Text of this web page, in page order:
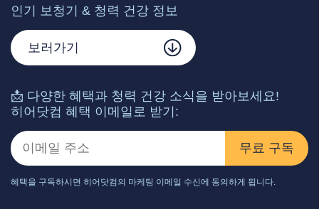
인기 보청기 & 청력 건강 정보
보러가기
📩 다양한 혜택과 청력 건강 소식을 받아보세요!
히어닷컴 혜택 이메일로 받기:
무료 구독
혜택을 구독하시면 히어닷컴의 마케팅 이메일 수신에 동의하게 됩니다.